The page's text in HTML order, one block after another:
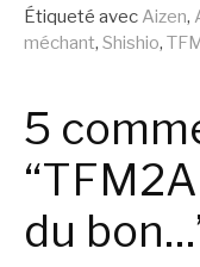
suite
Étiqueté avec Aizen,
méchant, Shishio,
5
du